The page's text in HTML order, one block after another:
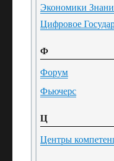
Экономики
Цифровое
Ф
Форум
Фьючерс
Ц
Центры